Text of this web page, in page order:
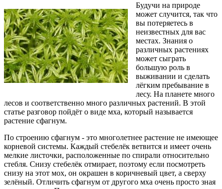
Будучи на природе
может случится, так что
вы потеряетесь в
неизвестных для вас
местах. Знания о
различных растениях
может сыграть
большую роль в
выживании и сделать
лёгким пребывание в
лесу. На планете много
лесов и соответственно много различных растений. В этой
статье разговор пойдёт о виде мха, который называется
растение сфагнум.
По строению сфагнум - это многолетнее растение не имеющее
корневой системы. Каждый стебелёк ветвится и имеет очень
мелкие листочки, расположенные по спирали относительно
стебля. Снизу стебелёк отмирает, поэтому если посмотреть
снизу на этот мох, он окрашен в коричневый цвет, а сверху
зелёный. Отличить сфагнум от другого мха очень просто зная